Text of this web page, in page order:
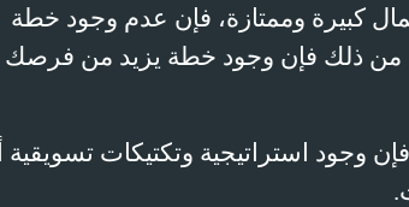
كبيرة وممتازة، فإن عدم وجود خطة
من ذلك فإن وجود خطة يزيد من
وجود استراتيجية وتكتيكات تسويقية